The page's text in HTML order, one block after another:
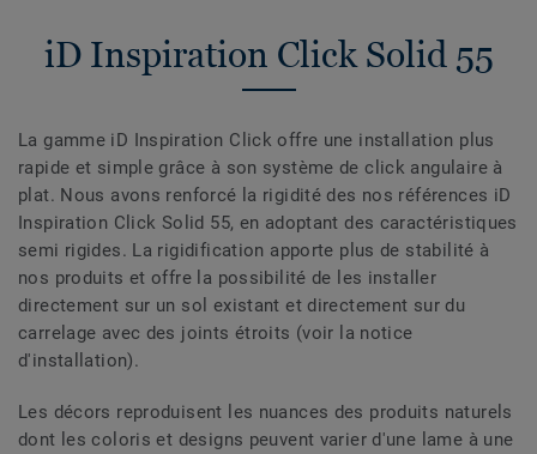
iD Inspiration Click Solid 55
La gamme iD Inspiration Click offre une installation plus
rapide et simple grâce à son système de click angulaire à
plat. Nous avons renforcé la rigidité des nos références iD
Inspiration Click Solid 55, en adoptant des caractéristiques
semi rigides. La rigidification apporte plus de stabilité à
nos produits et offre la possibilité de les installer
directement sur un sol existant et directement sur du
carrelage avec des joints étroits (voir la notice
d'installation).
Les décors reproduisent les nuances des produits naturels
dont les coloris et designs peuvent varier d'une lame à une